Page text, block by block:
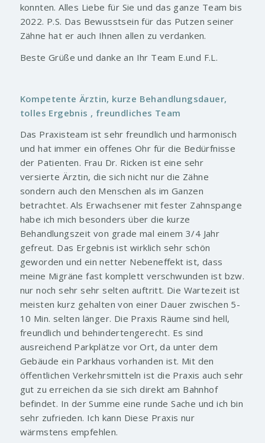
konnten. Alles Liebe für Sie und das ganze Team bis
2022. P.S. Das Bewusstsein für das Putzen seiner
Zähne hat er auch Ihnen allen zu verdanken.
Beste Grüße und danke an Ihr Team E.und F.L.
Kompetente Ärztin, kurze Behandlungsdauer,
tolles Ergebnis , freundliches Team
Das Praxisteam ist sehr freundlich und harmonisch
und hat immer ein offenes Ohr für die Bedürfnisse
der Patienten. Frau Dr. Ricken ist eine sehr
versierte Ärztin, die sich nicht nur die Zähne
sondern auch den Menschen als im Ganzen
betrachtet. Als Erwachsener mit fester Zahnspange
habe ich mich besonders über die kurze
Behandlungszeit von grade mal einem 3/4 Jahr
gefreut. Das Ergebnis ist wirklich sehr schön
geworden und ein netter Nebeneffekt ist, dass
meine Migräne fast komplett verschwunden ist bzw.
nur noch sehr sehr selten auftritt. Die Wartezeit ist
meisten kurz gehalten von einer Dauer zwischen 5-
10 Min. selten länger. Die Praxis Räume sind hell,
freundlich und behindertengerecht. Es sind
ausreichend Parkplätze vor Ort, da unter dem
Gebäude ein Parkhaus vorhanden ist. Mit den
öffentlichen Verkehrsmitteln ist die Praxis auch sehr
gut zu erreichen da sie sich direkt am Bahnhof
befindet. In der Summe eine runde Sache und ich bin
sehr zufrieden. Ich kann Diese Praxis nur
wärmstens empfehlen.